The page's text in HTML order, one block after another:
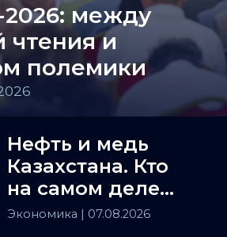
2026: между
чтения и
полемики
Нефть и медь
Казахстана. Кто
на самом деле
держит
Экономика | 07.08.2026